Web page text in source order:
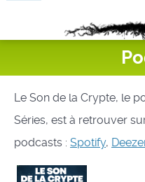
Le Son de la Crypte, le
Séries, est à retrouver
podcasts : Spotify,